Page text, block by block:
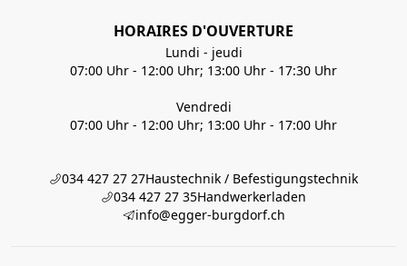
HORAIRES D'OUVERTURE
Lundi - jeudi
07:00 Uhr - 12:00 Uhr; 13:00 Uhr - 17:30 Uhr
Vendredi
07:00 Uhr - 12:00 Uhr; 13:00 Uhr - 17:00 Uhr
034 427 27 27Haustechnik / Befestigungstechnik
034 427 27 35Handwerkerladen
info@egger-burgdorf.ch